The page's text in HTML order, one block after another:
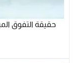
حقيقة التفوق